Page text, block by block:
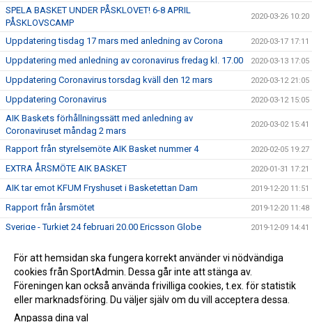
SPELA BASKET UNDER PÅSKLOVET! 6-8 APRIL
PÅSKLOVSCAMP
2020-03-26 10:20
Uppdatering tisdag 17 mars med anledning av Corona 2020-03-17 17:11
Uppdatering med anledning av coronavirus fredag kl. 17.00 2020-03-13 17:05
Uppdatering Coronavirus torsdag kväll den 12 mars 2020-03-12 21:05
Uppdatering Coronavirus 2020-03-12 15:05
AIK Baskets förhållningssätt med anledning av
Coronaviruset måndag 2 mars
2020-03-02 15:41
Rapport från styrelsemöte AIK Basket nummer 4 2020-02-05 19:27
EXTRA ÅRSMÖTE AIK BASKET 2020-01-31 17:21
AIK tar emot KFUM Fryshuset i Basketettan Dam 2019-12-20 11:51
Rapport från årsmötet 2019-12-20 11:48
Sverige - Turkiet 24 februari 20.00 Ericsson Globe 2019-12-09 14:41
ANMÄL DIG TILL SOMMARENS SVETTIGASTE LÄGER –
GNAGET BASKETBALL CAMP!
För att hemsidan ska fungera korrekt använder vi nödvändiga
cookies från SportAdmin. Dessa går inte att stänga av.
Föreningen kan också använda frivilliga cookies, t.ex. för statistik
eller marknadsföring. Du väljer själv om du vill acceptera dessa.
Anpassa dina val